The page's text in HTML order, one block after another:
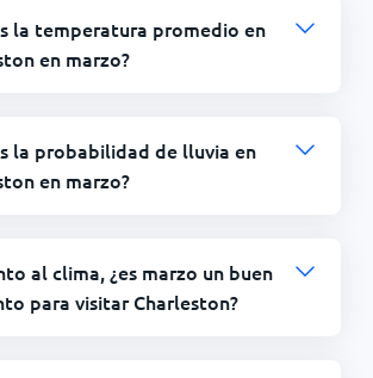
la temperatura promedio en
en marzo?
la probabilidad de lluvia en
en marzo?
al clima, ¿es marzo un buen
para visitar Charleston?